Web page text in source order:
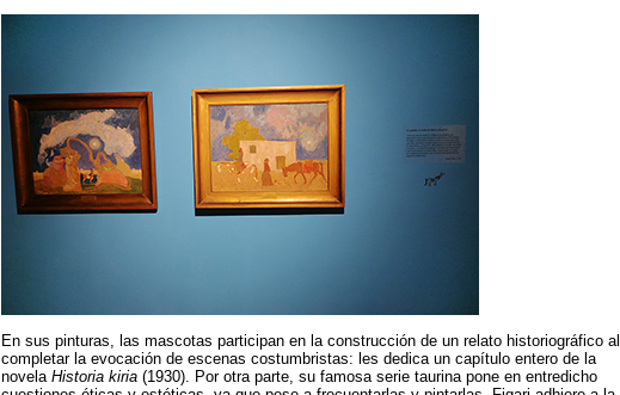
En sus pinturas, las mascotas participan en la construcción de un relato historiográfico al
completar la evocación de escenas costumbristas: les dedica un capítulo entero de la
novela Historia kiria(1930). Por otra parte, su famosa serie taurina pone en entredicho